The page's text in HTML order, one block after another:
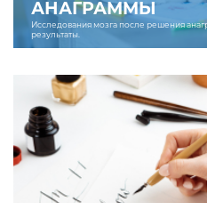
АНАГРАММЫ
Исследования мозга после решения
результаты.